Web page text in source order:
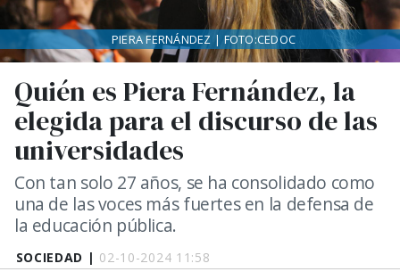
SOCIEDAD | 02-10-2024 11:58
Quién es Piera Fernández, la
elegida para el discurso de las
universidades
Con tan solo 27 años, se ha consolidado como
una de las voces más fuertes en la defensa de
la educación pública.
PIERA FERNÁNDEZ | FOTO:CEDOC